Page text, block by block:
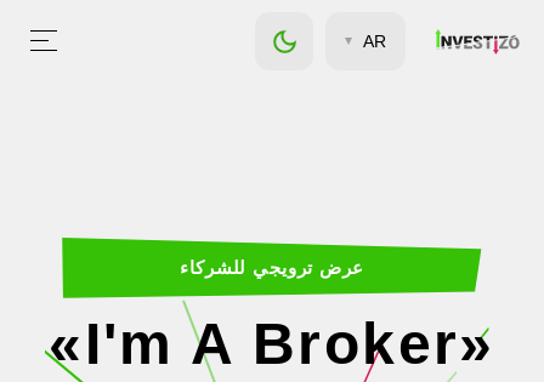
AR
عرض ترويجي للشركاء
«I'm A Broker»